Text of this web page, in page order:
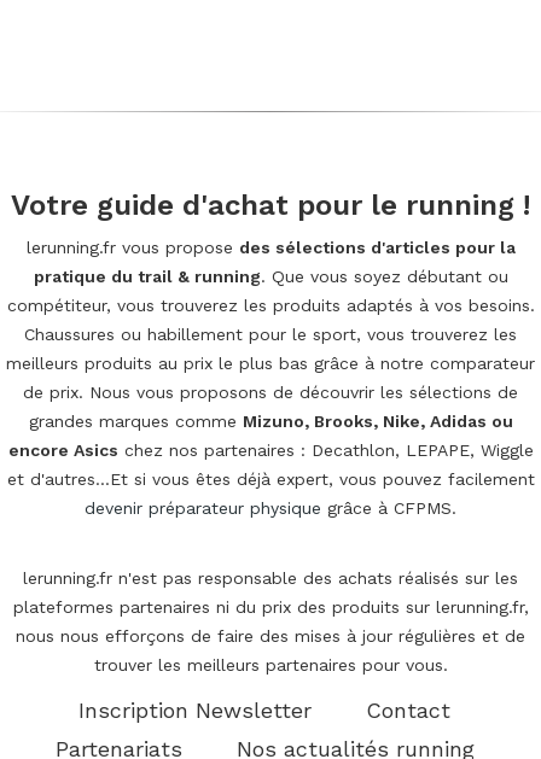
Votre guide d'achat pour le running !
lerunning.fr vous propose des sélections d'articles pour la
pratique du trail & running. Que vous soyez débutant ou
compétiteur, vous trouverez les produits adaptés à vos besoins.
Chaussures ou habillement pour le sport, vous trouverez les
meilleurs produits au prix le plus bas grâce à notre comparateur
de prix. Nous vous proposons de découvrir les sélections de
grandes marques comme Mizuno, Brooks, Nike, Adidas ou
encore Asics chez nos partenaires : Decathlon, LEPAPE, Wiggle
et d'autres...Et si vous êtes déjà expert, vous pouvez facilement
devenir préparateur physique grâce à CFPMS.
lerunning.fr n'est pas responsable des achats réalisés sur les
plateformes partenaires ni du prix des produits sur lerunning.fr,
nous nous efforçons de faire des mises à jour régulières et de
trouver les meilleurs partenaires pour vous.
Inscription Newsletter
Contact
Partenariats
Nos actualités running